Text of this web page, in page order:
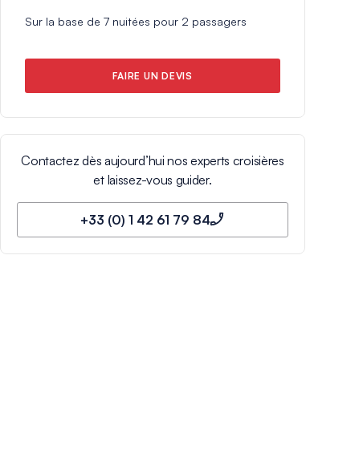
Sur la base de 7 nuitées pour 2 passagers
FAIRE UN DEVIS
Contactez dès aujourd’hui nos experts croisières
et laissez-vous guider.
+33 (0) 1 42 61 79 84